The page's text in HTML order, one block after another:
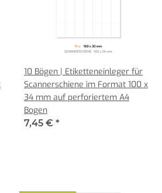
10 Bögen | Etiketteneinleger für
Scannerschiene im Format 100 x
34 mm auf perforiertem A4
Bogen
7,45 € *